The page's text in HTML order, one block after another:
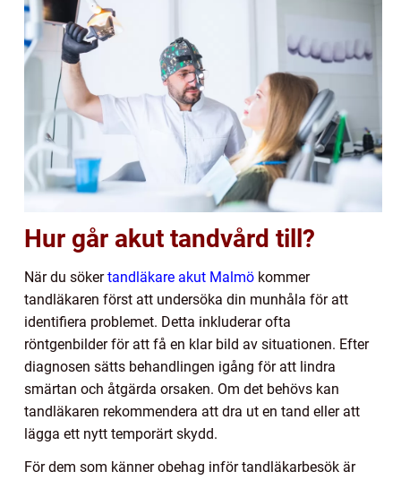
Hur går akut tandvård till?
När du sökertandläkare akut Malmö kommer
tandläkaren först att undersöka din munhåla för att
identifiera problemet. Detta inkluderar ofta
röntgenbilder för att få en klar bild av situationen. Efter
diagnosen sätts behandlingen igång för att lindra
smärtan och åtgärda orsaken. Om det behövs kan
tandläkaren rekommendera att dra ut en tand eller att
lägga ett nytt temporärt skydd.
För dem som känner obehag inför tandläkarbesök är